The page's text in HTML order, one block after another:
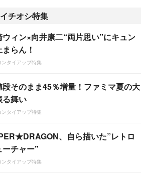
チオシ特集
ウィン×向井康二“両片思い”にキュン
らん！
ンタイアップ特集
段そのまま45％増量！ファミマ夏の大
る舞い
ンタイアップ特集
、自ら描いた”レトロ
ーチャー”
ンタイアップ特集